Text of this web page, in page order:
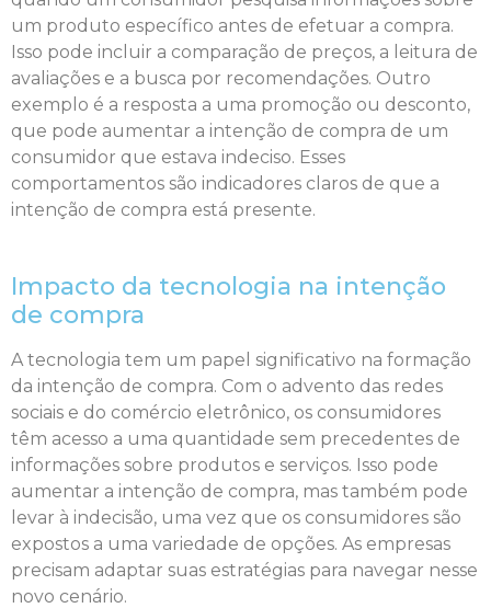
um produto específico antes de efetuar a compra.
Isso pode incluir a comparação de preços, a leitura de
avaliações e a busca por recomendações. Outro
exemplo é a resposta a uma promoção ou desconto,
que pode aumentar a intenção de compra de um
consumidor que estava indeciso. Esses
comportamentos são indicadores claros de que a
intenção de compra está presente.
Impacto da tecnologia na intenção
de compra
A tecnologia tem um papel significativo na formação
da intenção de compra. Com o advento das redes
sociais e do comércio eletrônico, os consumidores
têm acesso a uma quantidade sem precedentes de
informações sobre produtos e serviços. Isso pode
aumentar a intenção de compra, mas também pode
levar à indecisão, uma vez que os consumidores são
expostos a uma variedade de opções. As empresas
precisam adaptar suas estratégias para navegar nesse
novo cenário.